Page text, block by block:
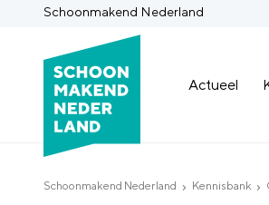
Schoonmakend Nederland
Actueel
Schoonmakend Nederland Kennisbank